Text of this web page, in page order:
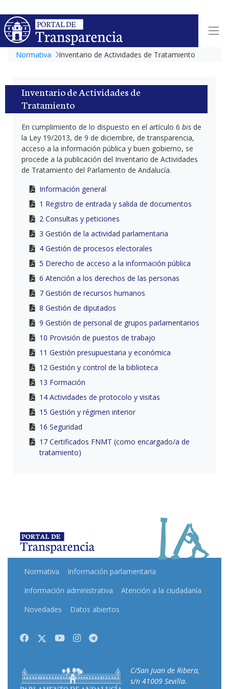
Normativa Inventario de Actividades de Tratamiento
Inventario de Actividades de
Tratamiento
En cumplimiento de lo dispuesto en el artículo 6 bis de
la Ley 19/2013, de 9 de diciembre, de transparencia,
acceso a la información pública y buen gobierno, se
procede a la publicación del Inventario de Actividades
de Tratamiento del Parlamento de Andalucía.
Información general
1 Registro de entrada y salida de documentos
2 Consultas y peticiones
3 Gestión de la actividad parlamentaria
4 Gestión de procesos electorales
5 Derecho de acceso a la información pública
6 Atención a los derechos de las personas
7 Gestión de recursos humanos
8 Gestión de diputados
9 Gestión de personal de grupos parlamentarios
10 Provisión de puestos de trabajo
11 Gestión presupuestaria y económica
12 Gestión y control de la biblioteca
13 Formación
14 Actividades de protocolo y visitas
15 Gestión y régimen interior
16 Seguridad
17 Certificados FNMT (como encargado/a de
tratamiento)
Normativa
Información parlamentaria
Información administrativa
Atención a la ciudadanía
Novedades
Datos abiertos
FacebookTwitterYoutubeInstagram
Telegram
C/San Juan de Ribera,
s/n 41009 Sevilla.